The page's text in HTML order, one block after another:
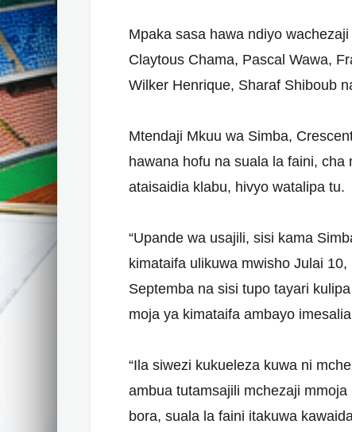
Mpaka sasa hawa ndiyo
Claytous Chama, Pascal Wawa,
Wilker Henrique, Sharaf Shiboub
Mtendaji Mkuu wa Simba,
hawana hofu na suala la faini,
ataisaidia klabu, hivyo watalipa tu.
“Upande wa usajili, sisi kama
kimataifa ulikuwa mwisho Julai
Septemba na sisi tupo tayari
moja ya kimataifa ambayo
“Ila siwezi kukueleza kuwa ni
ambua tutamsajili mchezaji
bora, suala la faini itakuwa